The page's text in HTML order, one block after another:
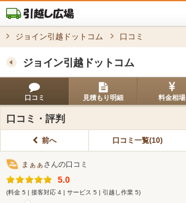
ジョイン引越ドットコム 口コミ
ジョイン引越ドットコム
口コミ 見積もり明細 料金相場
口コミ・評判
前へ 口コミ一覧(10)
まぁぁさんの口コミ
5.0
(料金 5 | 接客対応 4 | サービス 5 | 引越し作業 5)